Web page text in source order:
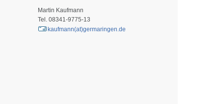
Martin Kaufmann
Tel. 08341-9775-13
kaufmann(at)germaringen.de